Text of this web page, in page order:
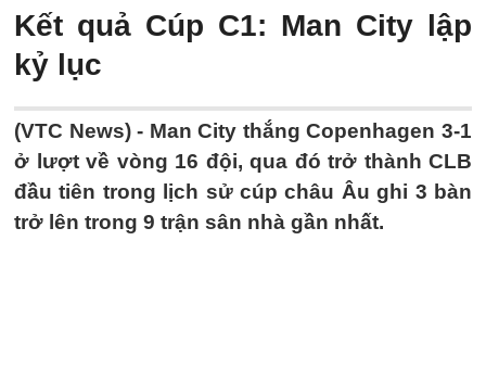
Kết quả Cúp C1: Man City lập
kỷ lục
(VTC News) - Man City thắng Copenhagen 3-1
ở lượt về vòng 16 đội, qua đó trở thành CLB
đầu tiên trong lịch sử cúp châu Âu ghi 3 bàn
trở lên trong 9 trận sân nhà gần nhất.